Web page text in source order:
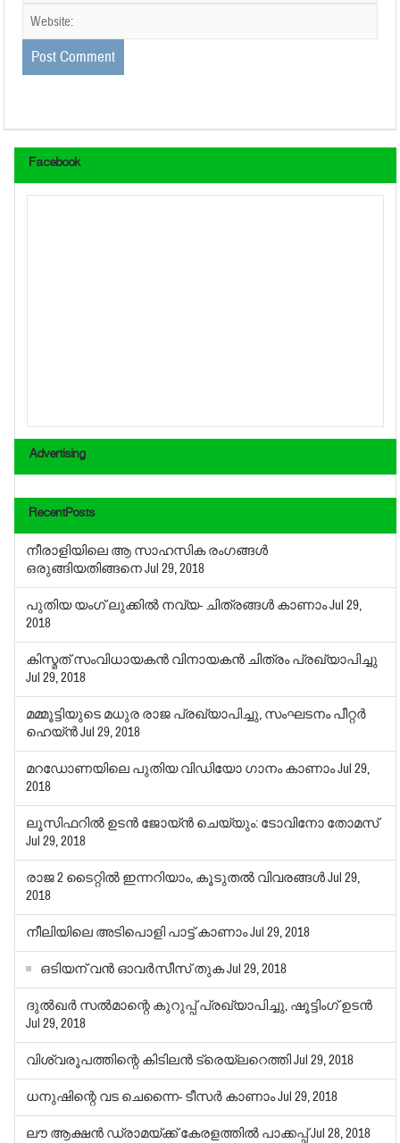
Facebook
Advertising
RecentPosts
നീരാളിയിലെ ആ സാഹസിക രംഗങ്ങള്‍
ഒരുങ്ങിയതിങ്ങനെJul 29, 2018
പുതിയ യംഗ് ലുക്കില്‍ നവ്യ- ചിത്രങ്ങള്‍ കാണാംJul 29,
2018
കിസ്മത് സംവിധായകന്‍ വിനായകന്‍ ചിത്രം പ്രഖ്യാപിച്ചു
Jul 29, 2018
മമ്മൂട്ടിയുടെ മധുര രാജ പ്രഖ്യാപിച്ചു, സംഘടനം പീറ്റര്‍
ഹെയ്ന്‍Jul 29, 2018
മറഡോണയിലെ പുതിയ വിഡിയോ ഗാനം കാണാംJul 29,
2018
ലൂസിഫറില്‍ ഉടന്‍ ജോയ്ന്‍ ചെയ്യും: ടോവിനോ തോമസ്
Jul 29, 2018
രാജ 2 ടൈറ്റില്‍ ഇന്നറിയാം, കൂടുതല്‍ വിവരങ്ങള്‍Jul 29,
2018
നീലിയിലെ അടിപൊളി പാട്ട് കാണാംJul 29, 2018
ഒടിയന് വന്‍ ഓവര്‍സീസ് തുകJul 29, 2018
ദുല്‍ഖര്‍ സല്‍മാന്റെ കുറുപ്പ് പ്രഖ്യാപിച്ചു, ഷൂട്ടിംഗ് ഉടന്‍
Jul 29, 2018
വിശ്വരൂപത്തിന്റെ കിടിലന്‍ ട്രെയ്‌ലറെത്തിJul 29, 2018
ധനുഷിന്റെ വട ചെന്നൈ- ടീസര്‍ കാണാംJul 29, 2018
ലൗ ആക്ഷന്‍ ഡ്രാമയ്ക്ക് കേരളത്തില്‍ പാക്കപ്പ്Jul 28, 2018